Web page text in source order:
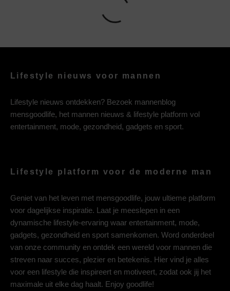
Lifestyle nieuws voor mannen
Lifestyle nieuws ontdekken? Bezoek mannenblog
mensgoodlife, het mannen nieuws & lifestyle platform vol
entertainment, mode, gezondheid, gadgets en sport.
Lifestyle platform voor de moderne man
Geniet van het leven met mensgoodlife, jouw ultieme platform
voor dagelijkse inspiratie. Laat je meeslepen in een
dynamische lifestyle-ervaring waar entertainment, mode,
gadgets, gezondheid en sport samenkomen. Word onderdeel
van onze community en ontdek een wereld voor mannen die
streven naar succes, plezier en betekenis. Hier vind je alles
voor een lifestyle die inspireert en motiveert, zodat ook jij het
maximale uit elke dag haalt. Enjoy goodlife!